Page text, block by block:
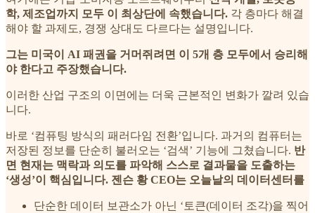
학, 제조업까지 모두 이 최상단에 속했습니다. 각 층마다 해결
해야 할 과제도, 경쟁 상대도 다르다는 설명입니다.
그는 미국이 AI 패권을 거머쥐려면 이 5개 층 모두에서 승리해
야 한다고 주장했습니다.
이러한 산업 구조의 이면에는 더욱 근본적인 변화가 깔려 있습
니다.
바로 ‘컴퓨팅 방식의 패러다임 전환’입니다. 과거의 컴퓨터는
저장된 정보를 단순히 불러오는 ‘검색’ 기능에 그쳤습니다. 반
면 현재는 맥락과 의도를 파악해 스스로 결과물을 도출하는
‘생성’이 핵심입니다. 젠슨 황 CEO는 오늘날의 데이터센터를
단순한 데이터 보관소가 아닌 ‘토큰(데이터 조각)을 찍어